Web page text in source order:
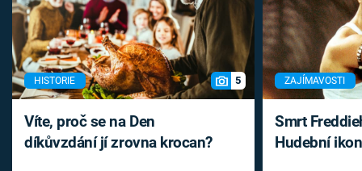
HISTORIE 5
Víte, proč se na Den
díkůvzdání jí zrovna krocan?
ZAJÍMAVOSTI
Smrt
Hudební